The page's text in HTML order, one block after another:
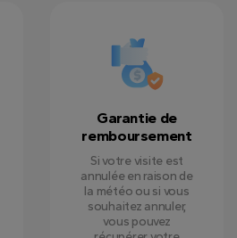
Garantie de
remboursement
Si votre visite est
annulée en raison de
la météo ou si vous
souhaitez annuler,
vous pouvez